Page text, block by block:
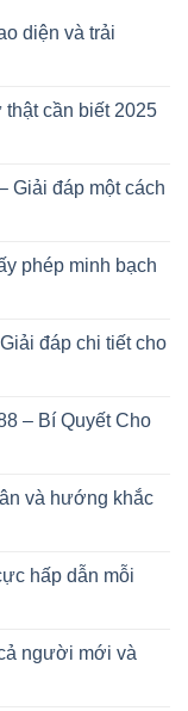
diện và trải
cần biết 2025
Giải đáp một cách
phép minh bạch
đáp chi tiết cho
– Bí Quyết Cho
và hướng khắc
hấp dẫn mỗi
người mới và